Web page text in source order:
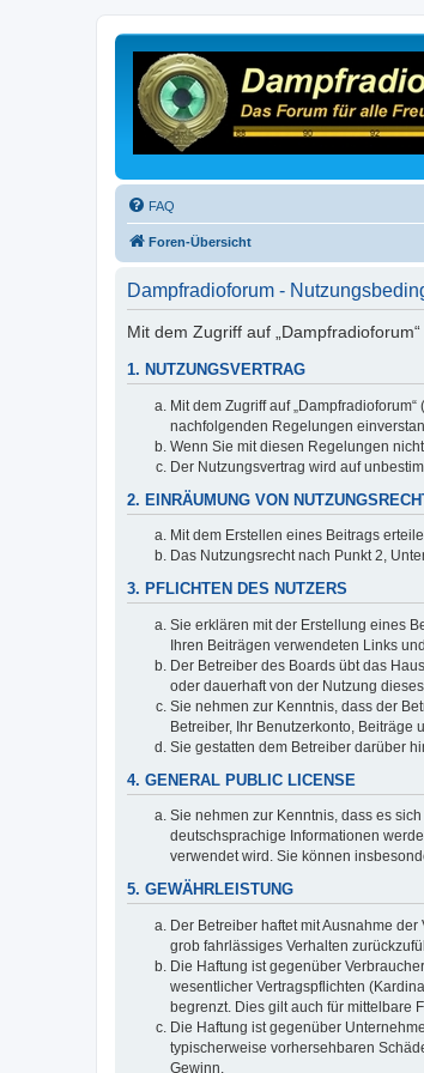
FAQ
Foren-Übersicht
Dampfradioforum -
Mit dem Zugriff auf
1. NUTZUNGSVERTRAG
Mit dem Zugriff auf
nachfolgenden Regelungen
Wenn Sie mit diesen Regelungen
Der Nutzungsvertrag wird auf
2. EINRÄUMUNG VON
Mit dem Erstellen eines Beitrags
Das Nutzungsrecht nach Punkt 2,
3. PFLICHTEN DES NUTZERS
Sie erklären mit der Erstellung eines
Ihren Beiträgen verwendeten Links
Der Betreiber des Boards übt das
oder dauerhaft von der Nutzung
Sie nehmen zur Kenntnis, dass der
Betreiber, Ihr Benutzerkonto, Beiträge
Sie gestatten dem Betreiber darüber
4. GENERAL PUBLIC LICENSE
Sie nehmen zur Kenntnis, dass es
deutschsprachige Informationen
verwendet wird. Sie können
5. GEWÄHRLEISTUNG
Der Betreiber haftet mit Ausnahme
grob fahrlässiges Verhalten
Die Haftung ist gegenüber
wesentlicher Vertragspflichten
begrenzt. Dies gilt auch für mittelbare
Die Haftung ist gegenüber
typischerweise vorhersehbaren
Gewinn.